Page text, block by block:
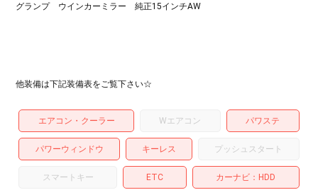
グランプ ウインカーミラー 純正15インチAW
他装備は下記装備表をご覧下さい☆
エアコン・クーラー Wエアコン パワステ
パワーウィンドウ キーレス プッシュスタート
スマートキー ETC カーナビ HDD